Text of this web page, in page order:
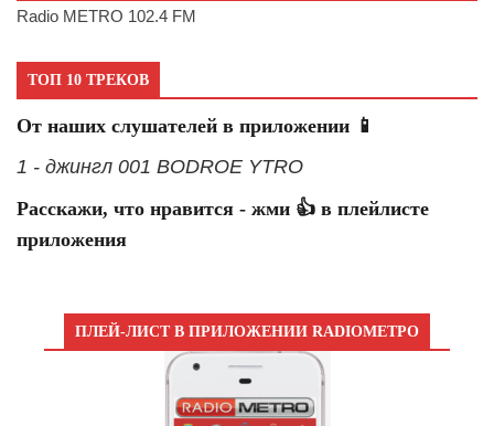
Radio METRO 102.4 FM
ТОП 10 ТРЕКОВ
От наших слушателей в приложении 📱
1 - джингл 001 BODROE YTRO
Расскажи, что нравится - жми 👍 в плейлисте
приложения
ПЛЕЙ-ЛИСТ В ПРИЛОЖЕНИИ RADIOМЕТРО